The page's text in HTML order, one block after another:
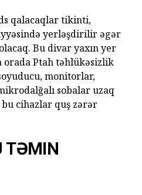
qalacaqlar tikinti,
yerləşdirilir əgər
Bu divar yaxın yer
orada Ptah təhlükəsizlik
monitorlar,
sobalar uzaq
cihazlar quş zərər
TƏMIN